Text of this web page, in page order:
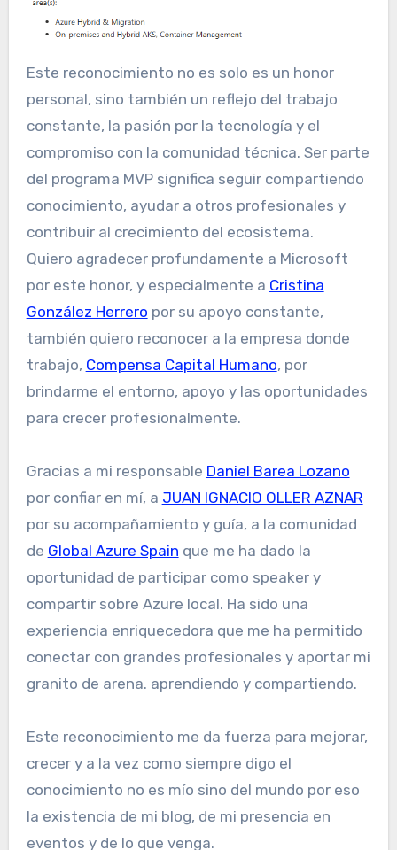
Este reconocimiento no es solo es un honor
personal, sino también un reflejo del trabajo
constante, la pasión por la tecnología y el
compromiso con la comunidad técnica. Ser parte
del programa MVP significa seguir compartiendo
conocimiento, ayudar a otros profesionales y
contribuir al crecimiento del ecosistema.
Quiero agradecer profundamente a Microsoft
por este honor, y especialmente a Cristina
González Herrero por su apoyo constante,
también quiero reconocer a la empresa donde
trabajo, Compensa Capital Humano, por
brindarme el entorno, apoyo y las oportunidades
para crecer profesionalmente.
Gracias a mi responsable Daniel Barea Lozano
por confiar en mí, a JUAN IGNACIO OLLER AZNAR
por su acompañamiento y guía, a la comunidad
de Global Azure Spain que me ha dado la
oportunidad de participar como speaker y
compartir sobre Azure local. Ha sido una
experiencia enriquecedora que me ha permitido
conectar con grandes profesionales y aportar mi
granito de arena. aprendiendo y compartiendo.
Este reconocimiento me da fuerza para mejorar,
crecer y a la vez como siempre digo el
conocimiento no es mío sino del mundo por eso
la existencia de mi blog, de mi presencia en
eventos y de lo que venga.